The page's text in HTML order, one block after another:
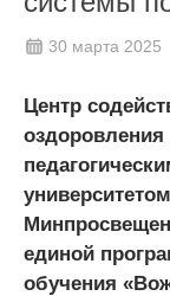
30 марта 2025
Центр
единой
обучения